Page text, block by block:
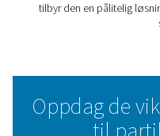
Partikkelkontroll
(28,3 l/min) leverer
standard tellere.